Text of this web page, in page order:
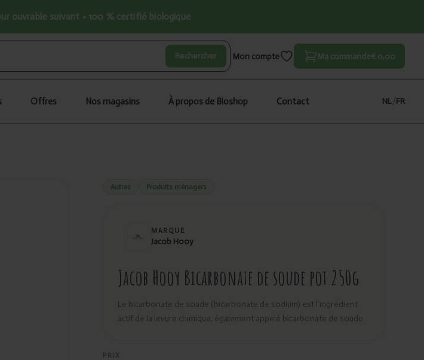
ouvrable suivant • 100 % certifié biologique
Rechercher Mon compte Ma commande€ 0,00
Offres Nos magasins À propos de Bioshop Contact NL FR
Autres Produits ménagers
MARQUE
Jacob Hooy
Jacob Hooy Bicarbonate de soude pot 250g
Le bicarbonate de soude (bicarbonate de sodium) est l’ingrédient
actif de la levure chimique, également appelé bicarbonate de soude
PRIX